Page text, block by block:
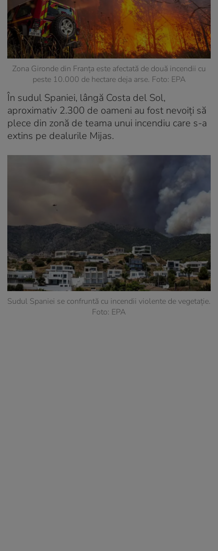
Zona Gironde din Franța este afectată de două incendii cu
peste 10.000 de hectare deja arse. Foto: EPA
În sudul Spaniei, lângă Costa del Sol,
aproximativ 2.300 de oameni au fost nevoiți să
plece din zonă de teama unui incendiu care s-a
extins pe dealurile Mijas.
Sudul Spaniei se confruntă cu incendii violente de vegetație.
Foto: EPA